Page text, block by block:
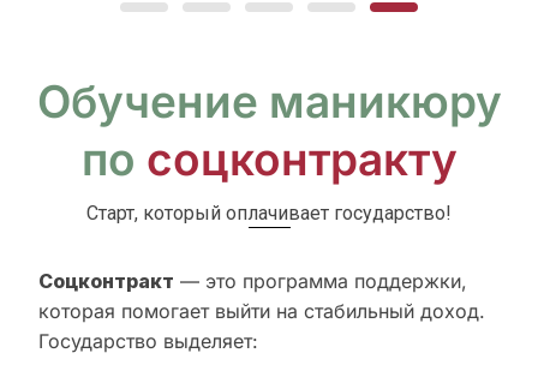
Обучение маникюру
по соцконтракту
Старт, который оплачивает государство!
Соцконтракт — это программа поддержки,
которая помогает выйти на стабильный доход.
Государство выделяет: